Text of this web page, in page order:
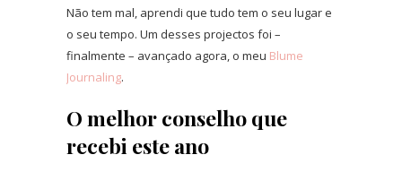
Não tem mal, aprendi que tudo tem o seu lugar e
o seu tempo. Um desses projectos foi –
finalmente – avançado agora, o meu Blume
Journaling.
O melhor conselho que
recebi este ano